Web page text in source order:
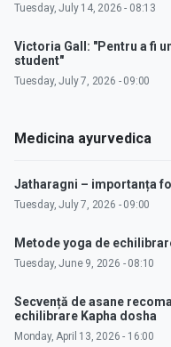
Tuesday, July 14, 2026 - 08:13
Victoria Gall: "Pentru a fi
student"
Tuesday, July 7, 2026 - 09:00
Medicina ayurvedica
Jatharagni – importanța
Tuesday, July 7, 2026 - 09:00
Metode yoga de
Tuesday, June 9, 2026 - 08:10
Secvență de asane
echilibrare Kapha dosha
Monday, April 13, 2026 - 16:00